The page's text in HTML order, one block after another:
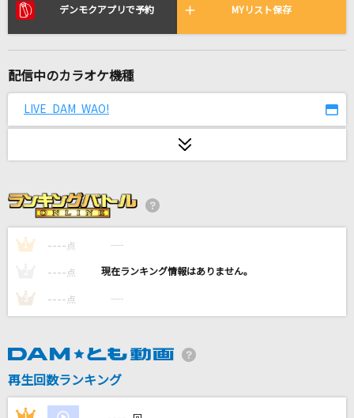
Phantom Joke
UNISON SQUARE GARDEN
BRAVE GROOVE
雲と幽霊
ヨルシカ
田村ゆかり
[生音]Lovers
Bunny Girl
デンモクアプリで予約 MYリスト保存
配信中のカラオケ機種
LIVE DAM WAO!
1 ---- 点 ----
---- 点 ----
3 ---- 点 ----
再生回数ランキング
1